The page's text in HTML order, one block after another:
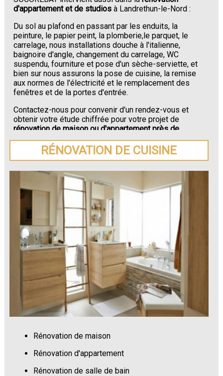
d'appartement et de studios à Landrethun-le-Nord :
Du sol au plafond en passant par les enduits, la
peinture, le papier peint, la plomberie,le parquet, le
carrelage, nous installations douche à l'italienne,
baignoire d'angle, changement du carrelage, WC
suspendu, fourniture et pose d'un sèche-serviette, et
bien sur nous assurons la pose de cuisine, la remise
aux normes de l'électricité et le remplacement des
fenêtres et de la portes d'entrée.
Contactez-nous pour convenir d'un rendez-vous et
obtenir votre étude chiffrée pour votre projet de
rénovation de maison ou d'appartement près de
Landrethun-le-Nord.
RÉNOVATION DE CUISINE
Rénovation de maison
Rénovation d'appartement
Rénovation de salle de bain